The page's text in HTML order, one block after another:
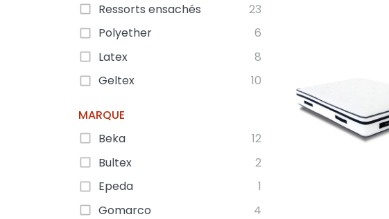
Ressorts ensachés
23
Polyether
6
Latex
8
Geltex
10
MARQUE
Beka
12
Bultex
2
Epeda
1
Gomarco
4